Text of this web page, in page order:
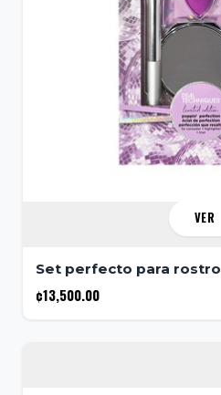
VER
Set perfecto para rostro
¢13,500.00